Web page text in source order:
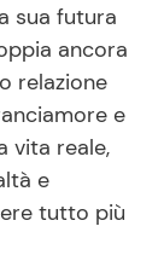
sua futura
ancora
relazione
e
vita reale,
e
tutto più